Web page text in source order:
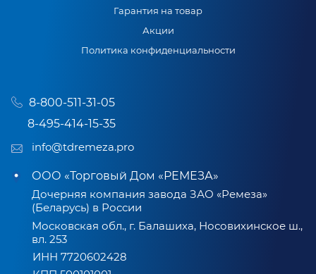
Гарантия на товар
Акции
Политика конфиденциальности
8-800-511-31-05
8-495-414-15-35
info@tdremeza.pro
ООО «Торговый Дом «РЕМЕЗА»
Дочерняя компания завода ЗАО «Ремеза»
(Беларусь) в России
Московская обл., г. Балашиха, Носовихинское ш.,
вл. 253
ИНН 7720602428